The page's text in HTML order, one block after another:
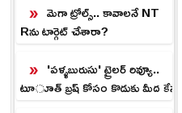
మెగా ట్రోల్స్.. కావాలనే NT
Rను టార్గెట్ చేశారా?
'పళ్ళబురుసు' ట్రైలర్ రివ్యూ..
టూత్ బ్రష్ కోసం కొడుకు మీద కేసు